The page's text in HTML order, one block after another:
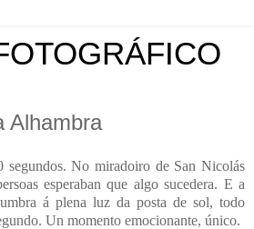
Alhambra
segundos.No miradoiro de San Nicolás
esperaban que algo sucedera. E a
á plena luz da posta de sol, todo
Un momento emocionante, único.